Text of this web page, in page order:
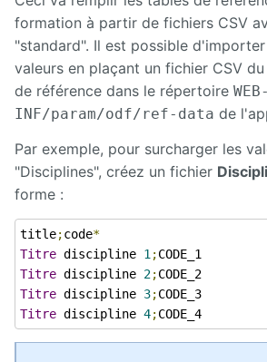
Saisir et
compléter
son offre
formation
dans
Ametys
ODF
Enrichir
son site de
publication
formation
Publier
son offre
de
formation
avec
formation à partir de fichiers CSV
"standard". Il est possible
valeurs en plaçant un fichier CSV
de référence dans le répertoire WEB-
INF/param/odf/ref-data de
Par exemple, pour surcharger les
"Disciplines", créez un fichier
forme :
title;code*
Titre discipline 1;
Titre discipline 2;
Titre discipline 3;
Titre discipline 4;CODE_4